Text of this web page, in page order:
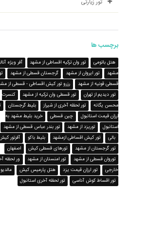
تور زیارتی
برچسب ها
هتل باتومی تور وان ترکیه اقساطی از مشهد
آفر ویژه
مشهد
تور ایروان از مشهد گرجستان قسطی از مشهد
قسطی قونیه از مشهد
رزرو تور کیش اقساطی - قسطی از
تور دیدیم از تهران
تور قسطی وان ترکیه از مشهد
کنسرت
محسن یگانه
تور لحظه آخری از شیراز بلیط گرجستان
ارزان قیمت استانبول
چین قسطی
خرید بلیط مشهد به
استانبول
توریزد از مشهد
تور بندر عباس قسطی از مشهد
بالی
تور کیش اقساطی ازمشهد بلیط باکو
آفرتور
تور گرجستان از مشهد
تورهای قسطی کیش
اصفهان
توروان قسطی از مشهد
تور امنستان از مشهد
ور لحظه
خارجی
تور ارزان قیمت یزد هتل پارمیس کیش
مالدیو
تور اقساط کوش آداسی
تور لحظه آخری استانبول